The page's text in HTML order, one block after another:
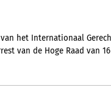
het Internationaal
van de Hoge Raad van